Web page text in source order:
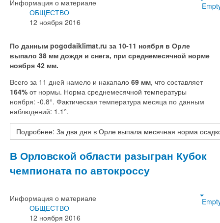
Информация о материале
ОБЩЕСТВО
12 ноября 2016
По данным pogodaiklimat.ru за 10-11 ноября в Орле
выпало 38 мм дождя и снега, при среднемесячной норме
ноября 42 мм.
Всего за 11 дней намело и накапало 69 мм, что составляет
164% от нормы. Норма среднемесячной температуры
ноября: -0.8°. Фактическая температура месяца по данным
наблюдений: 1.1°.
Подробнее: За два дня в Орле выпала месячная норма
В Орловской области разыгран Кубок
чемпионата по автокроссу
Информация о материале
ОБЩЕСТВО
12 ноября 2016